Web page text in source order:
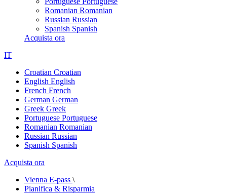
Romanian Romanian
Russian Russian
Spanish Spanish
Acquista ora
IT
Croatian Croatian
English English
French French
German German
Greek Greek
Portuguese Portuguese
Romanian Romanian
Russian Russian
Spanish Spanish
Acquista ora
Vienna E-pass \
Pianifica & Risparmia